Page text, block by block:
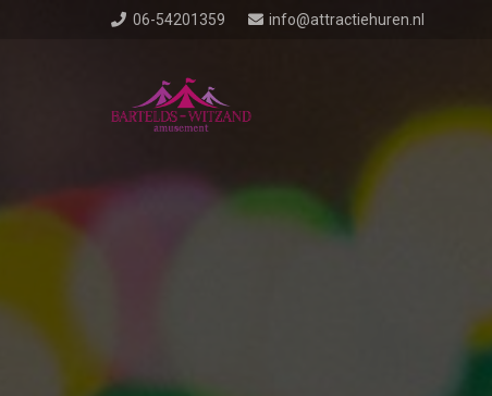
06-54201359 info@attractiehuren.nl